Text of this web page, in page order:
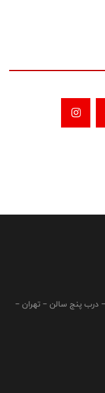
درب پنج سالن – تهران –